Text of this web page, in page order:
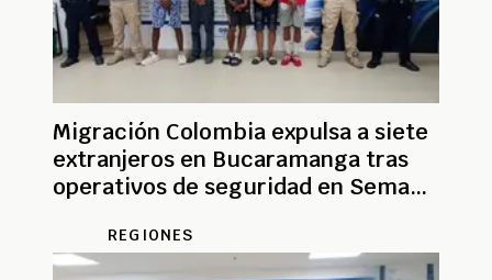
Migración Colombia expulsa a siete
extranjeros en Bucaramanga tras
operativos de seguridad en Semana
REGIONES